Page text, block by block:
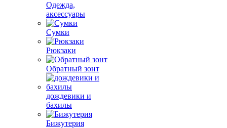
Одежда,
аксессуары
Сумки
Рюкзаки
Обратный зонт
дождевики и
бахилы
Бижутерия